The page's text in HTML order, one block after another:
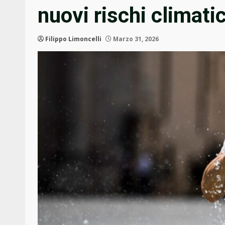
nuovi rischi
Filippo Limoncelli Marzo 31, 2026